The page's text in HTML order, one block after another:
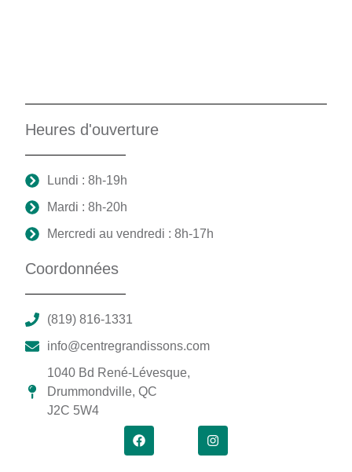
Heures d'ouverture
Lundi : 8h-19h
Mardi : 8h-20h
Mercredi au vendredi : 8h-17h
Coordonnées
(819) 816-1331
info@centregrandissons.com
1040 Bd René-Lévesque,
Drummondville, QC
J2C 5W4